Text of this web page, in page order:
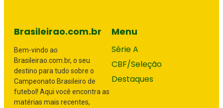
Brasileirao.com.br
Bem-vindo ao
Brasileirao.com.br, o seu
destino para tudo sobre o
Campeonato Brasileiro de
futebol! Aqui você encontra as
matérias mais recentes,
Menu
Série A
CBF/Seleção
Destaques